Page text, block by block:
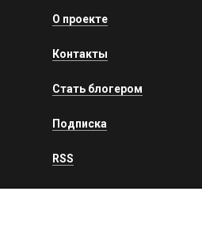
О проекте
Контакты
Стать блогером
Подписка
RSS